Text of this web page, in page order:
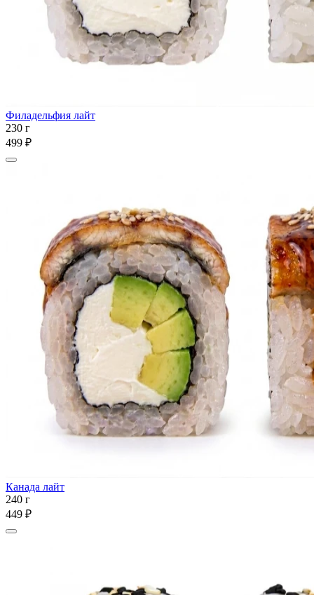
Филадельфия лайт
230 г
499 ₽
Канада лайт
240 г
449 ₽